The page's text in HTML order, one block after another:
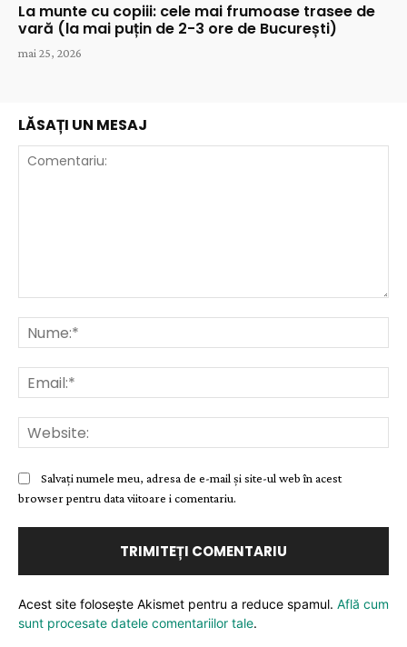
La munte cu copiii: cele mai frumoase trasee de
vară (la mai puțin de 2-3 ore de București)
mai 25, 2026
LĂSAȚI UN MESAJ
Salvați numele meu, adresa de e-mail și site-ul web în acest
browser pentru data viitoare i comentariu.
Acest site folosește Akismet pentru a reduce spamul. Află cum
sunt procesate datele comentariilor tale.